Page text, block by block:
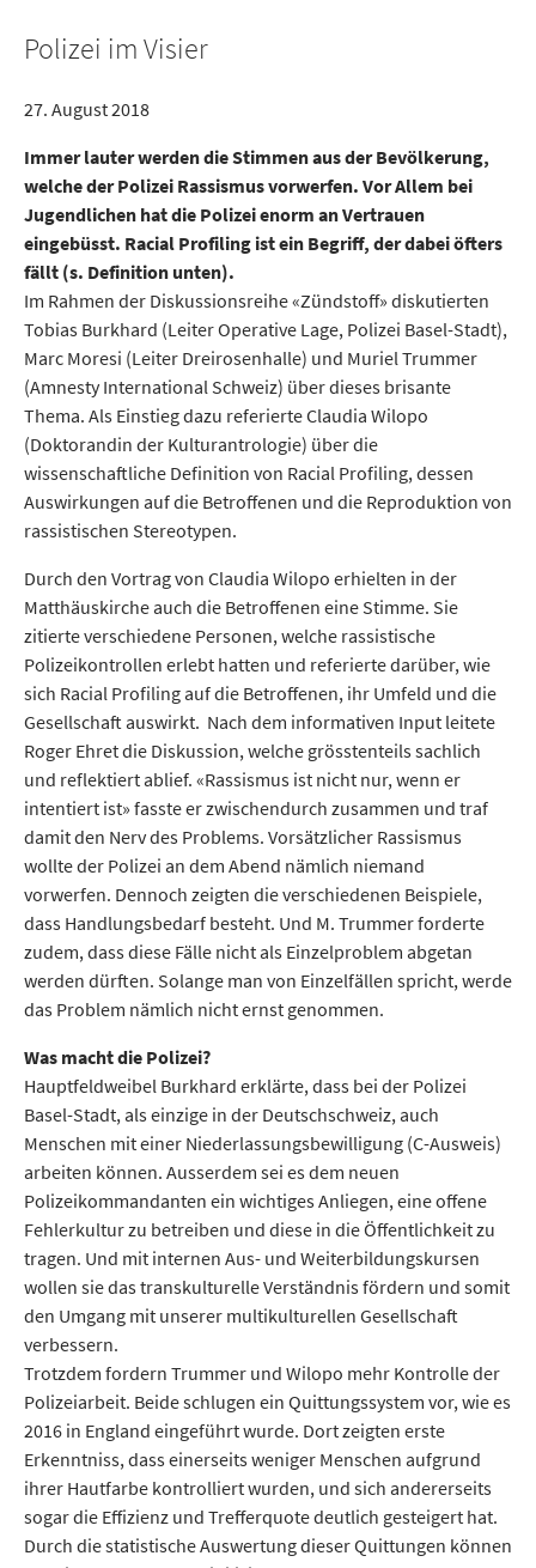
Polizei im Visier
27. August 2018
Immer lauter werden die Stimmen aus der Be­völ­ke­rung,
welche der Polizei Rassismus vorwerfen. Vor Allem bei
Jugendlichen hat die Polizei enorm an Vertrauen
eingebüsst. Racial Profiling ist ein Begriff, der dabei öfters
fällt (s. Definition unten).
Im Rahmen der Diskussionsreihe «Zündstoff» diskutierten
Tobias Burkhard (Leiter Operative Lage, Polizei Basel-Stadt),
Marc Moresi (Leiter Dreirosenhalle) und Muriel Trummer
(Amnesty International Schweiz) über dieses brisante
Thema. Als Einstieg dazu referierte Claudia Wilopo
(Doktorandin der Kulturantrologie) über die
wissenschaftliche Definition von Racial Profiling, dessen
Auswirkungen auf die Betroffenen und die Reproduktion von
rassistischen Stereotypen.
Durch den Vortrag von Claudia Wilopo erhielten in der
Matthäuskirche auch die Betroffenen eine Stimme. Sie
zitierte verschiedene Personen, welche rassistische
Polizeikontrollen erlebt hatten und referierte darüber, wie
sich Racial Profiling auf die Betroffenen, ihr Umfeld und die
Gesellschaft auswirkt. Nach dem informativen Input leitete
Roger Ehret die Diskussion, welche grösstenteils sachlich
und reflektiert ablief. «Rassismus ist nicht nur, wenn er
intentiert ist» fasste er zwischendurch zusammen und traf
damit den Nerv des Problems. Vorsätzlicher Rassismus
wollte der Polizei an dem Abend nämlich niemand
vorwerfen. Dennoch zeigten die verschiedenen Beispiele,
dass Handlungsbedarf besteht. Und M. Trummer forderte
zudem, dass diese Fälle nicht als Einzelproblem abgetan
werden dürften. Solange man von Einzelfällen spricht, werde
das Problem nämlich nicht ernst genommen.
Was macht die Polizei?
Hauptfeldweibel Burkhard erklärte, dass bei der Polizei
Basel-Stadt, als einzige in der Deutschschweiz, auch
Menschen mit einer Niederlassungsbewilligung (C-Ausweis)
arbeiten können. Ausserdem sei es dem neuen
Polizeikommandanten ein wichtiges Anliegen, eine offene
Fehlerkultur zu betreiben und diese in die Öffentlichkeit zu
tragen. Und mit internen Aus- und Weiterbildungskursen
wollen sie das transkulturelle Verständnis fördern und somit
den Umgang mit unserer multikulturellen Gesellschaft
verbessern.
Trotzdem fordern Trummer und Wilopo mehr Kontrolle der
Polizeiarbeit. Beide schlugen ein Quittungssystem vor, wie es
2016 in England eingeführt wurde. Dort zeigten erste
Erkenntniss, dass einerseits weniger Menschen aufgrund
ihrer Hautfarbe kontrolliert wurden, und sich andererseits
sogar die Effizienz und Trefferquote deutlich gesteigert hat.
Durch die statistische Auswertung dieser Quittungen können